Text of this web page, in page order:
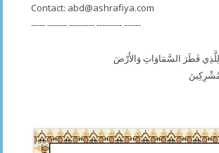
Contact: abd@ashrafiya.com
----- ------- --------- --------- ------
فَطَرَ السَّمَاوَاتِ وَالأَرْضَ